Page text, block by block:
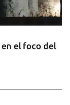
el foco del